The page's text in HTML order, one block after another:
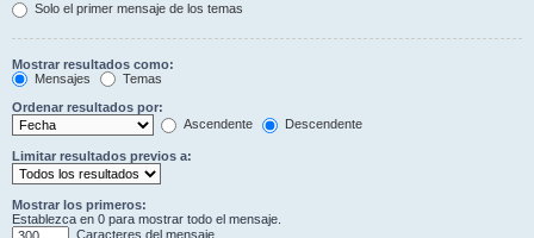
Solo el primer mensaje de los temas
Mostrar resultados como:
Mensajes
Temas
Ordenar resultados por:
Ascendente
Descendente
Limitar resultados previos a:
Mostrar los primeros:
Establezca en 0 para mostrar todo el mensaje.
Caracteres del mensaje